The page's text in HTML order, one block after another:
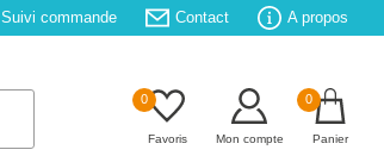
Suivi commande Contact A propos
0
Favoris Mon compte
0
Panier